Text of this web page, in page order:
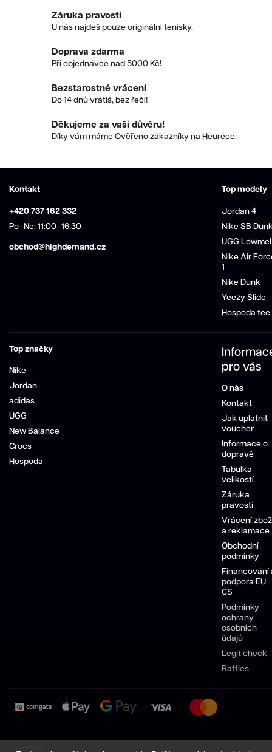
Záruka pravosti
U nás najdeš pouze originální tenisky.
Doprava zdarma
Při objednávce nad 5000 Kč!
Bezstarostné vrácení
Do 14 dnů vrátíš, bez řečí!
Děkujeme za vaši důvěru!
Díky vám máme Ověřeno zákazníky na Heuréce.
Kontakt
+420 737 162 332
Po–Ne: 11:00–16:30
obchod@highdemand.cz
Top modely
Jordan 4
Nike SB
UGG Lowmel
Nike Air
1
Nike Dunk
Yeezy Slide
Hospoda tee
Top značky
Nike
Jordan
adidas
UGG
New Balance
Crocs
Hospoda
pro vás
O nás
Kontakt
Jak uplatnit
voucher
Informace o
dopravě
Tabulka
velikostí
Záruka
pravosti
Vrácení
a reklamace
Obchodní
podmínky
Financování
podpora EU
CS
Podmínky
ochrany
osobních
údajů
Legit check
Raffles